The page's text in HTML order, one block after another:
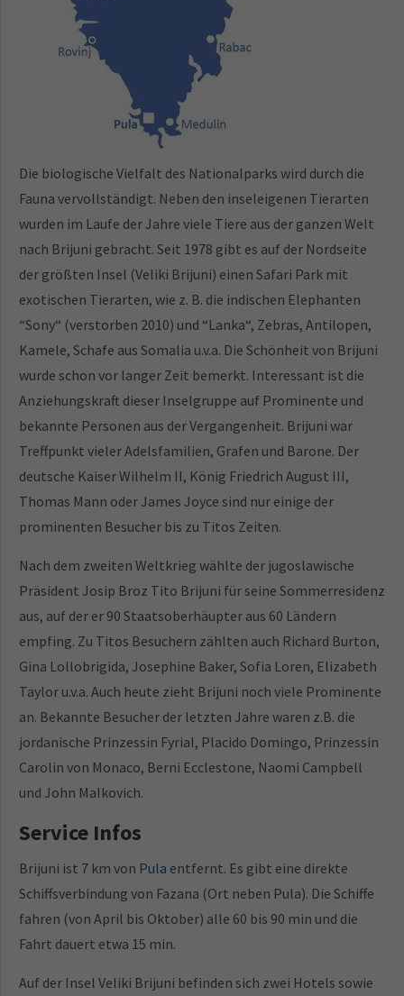
Die biologische Vielfalt des Nationalparks wird durch die
Fauna vervollständigt. Neben den inseleigenen Tierarten
wurden im Laufe der Jahre viele Tiere aus der ganzen Welt
nach Brijuni gebracht. Seit 1978 gibt es auf der Nordseite
der größten Insel (Veliki Brijuni) einen Safari Park mit
exotischen Tierarten, wie z. B. die indischen Elephanten
“Sony“ (verstorben 2010) und “Lanka“, Zebras, Antilopen,
Kamele, Schafe aus Somalia u.v.a. Die Schönheit von Brijuni
wurde schon vor langer Zeit bemerkt. Interessant ist die
Anziehungskraft dieser Inselgruppe auf Prominente und
bekannte Personen aus der Vergangenheit. Brijuni war
Treffpunkt vieler Adelsfamilien, Grafen und Barone. Der
deutsche Kaiser Wilhelm II, König Friedrich August III,
Thomas Mann oder James Joyce sind nur einige der
prominenten Besucher bis zu Titos Zeiten.
Nach dem zweiten Weltkrieg wählte der jugoslawische
Präsident Josip Broz Tito Brijuni für seine Sommerresidenz
aus, auf der er 90 Staatsoberhäupter aus 60 Ländern
empfing. Zu Titos Besuchern zählten auch Richard Burton,
Gina Lollobrigida, Josephine Baker, Sofia Loren, Elizabeth
Taylor u.v.a. Auch heute zieht Brijuni noch viele Prominente
an. Bekannte Besucher der letzten Jahre waren z.B. die
jordanische Prinzessin Fyrial, Placido Domingo, Prinzessin
Carolin von Monaco, Berni Ecclestone, Naomi Campbell
und John Malkovich.
Service Infos
Brijuni ist 7 km von Pula entfernt. Es gibt eine direkte
Schiffsverbindung von Fazana (Ort neben Pula). Die Schiffe
fahren (von April bis Oktober) alle 60 bis 90 min und die
Fahrt dauert etwa 15 min.
Auf der Insel Veliki Brijuni befinden sich zwei Hotels sowie